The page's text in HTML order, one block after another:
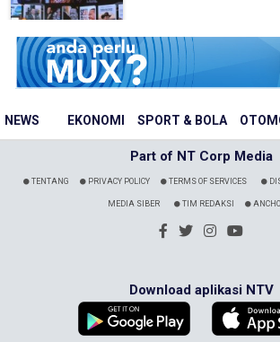
NEWS EKONOMI SPORT & BOLA
Part of NT Corp Media
TENTANG PRIVACY POLICY TERMS OF SERVICES
MEDIA SIBER TIM REDAKSI
Download aplikasi NTV